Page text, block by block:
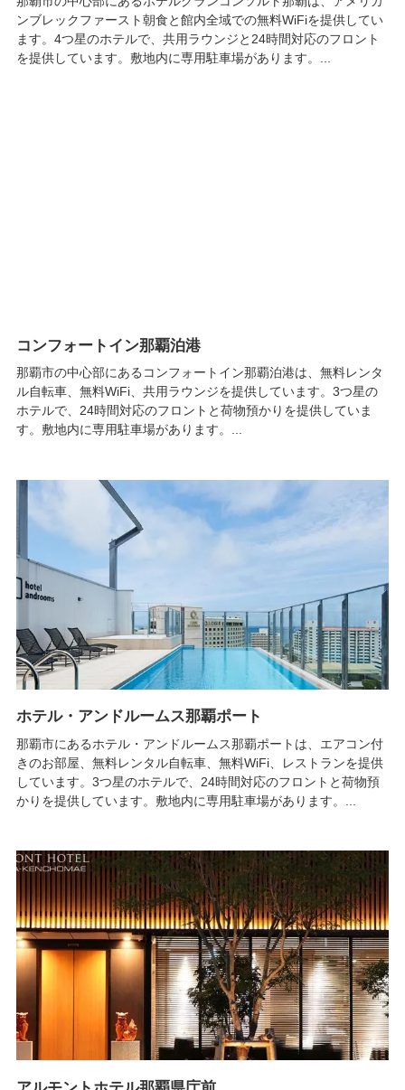
ンブレックファースト朝食と館内全域での無料WiFiを提供してい
ます。4つ星のホテルで、共用ラウンジと24時間対応のフロント
を提供しています。敷地内に専用駐車場があります。...
コンフォートイン那覇泊港
那覇市の中心部にあるコンフォートイン那覇泊港は、無料レンタ
ル自転車、無料WiFi、共用ラウンジを提供しています。3つ星の
ホテルで、24時間対応のフロントと荷物預かりを提供していま
す。敷地内に専用駐車場があります。...
ホテル・アンドルームス那覇ポート
那覇市にあるホテル・アンドルームス那覇ポートは、エアコン付
きのお部屋、無料レンタル自転車、無料WiFi、レストランを提供
しています。3つ星のホテルで、24時間対応のフロントと荷物預
かりを提供しています。敷地内に専用駐車場があります。...